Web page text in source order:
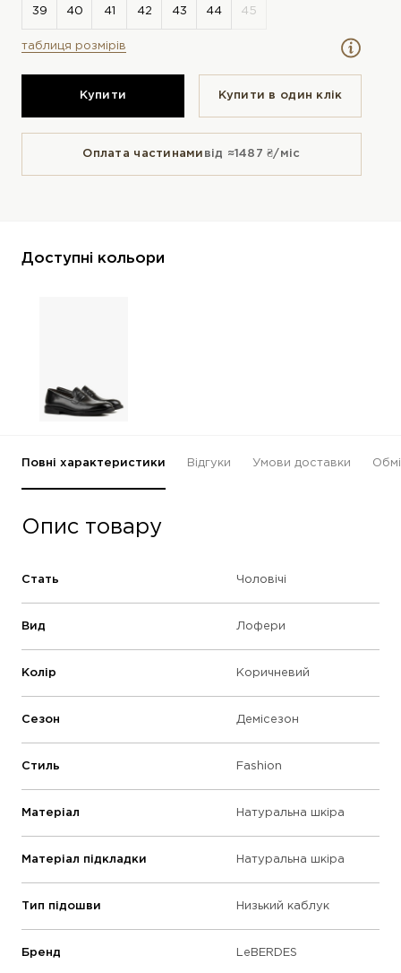
таблиця розмірів
Купити Купити в один клiк
Оплата частинами від ≈1487 ₴/міс
Доступні кольори
Повні характеристики Відгуки Умови доставки
Опис товару
Стать Чоловічі
Вид Лофери
Колір Коричневий
Сезон Демісезон
Стиль Fashion
Матеріал Натуральна шкіра
Матеріал підкладки Натуральна шкіра
Тип підошви Низький каблук
Бренд LeBERDES